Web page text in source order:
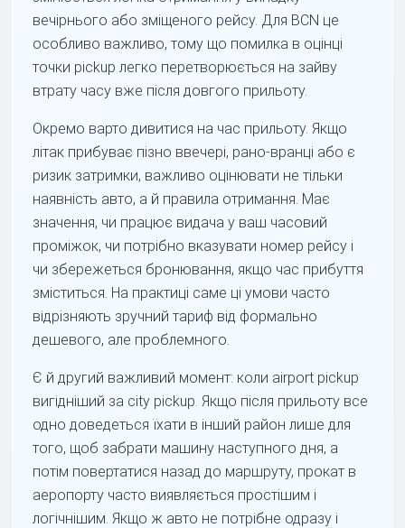
вечірнього або зміщеного рейсу. Для BCN це
особливо важливо, тому що помилка в оцінці
точки pickup легко перетворюється на зайву
втрату часу вже після довгого прильоту.
Окремо варто дивитися на час прильоту. Якщо
літак прибуває пізно ввечері, рано-вранці або є
ризик затримки, важливо оцінювати не тільки
наявність авто, а й правила отримання. Має
значення, чи працює видача у ваш часовий
проміжок, чи потрібно вказувати номер рейсу і
чи збережеться бронювання, якщо час прибуття
зміститься. На практиці саме ці умови часто
відрізняють зручний тариф від формально
дешевого, але проблемного.
Є й другий важливий момент: коли airport pickup
вигідніший за city pickup. Якщо після прильоту все
одно доведеться їхати в інший район лише для
того, щоб забрати машину наступного дня, а
потім повертатися назад до маршруту, прокат в
аеропорту часто виявляється простішим і
логічнішим. Якщо ж авто не потрібне одразу і